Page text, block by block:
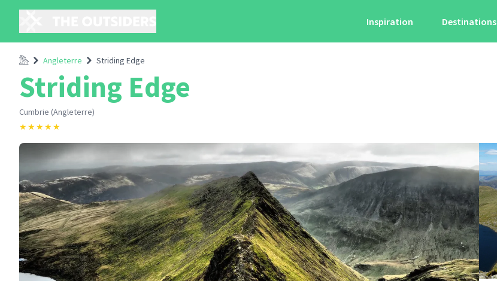
Inspiration Destinations
AccueilAngleterre Striding Edge
Striding Edge
Cumbrie (Angleterre)
★★★★★